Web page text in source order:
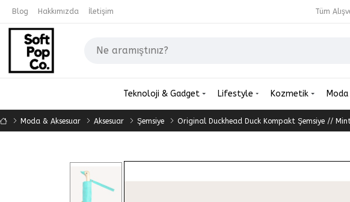
Blog Hakkımızda İletişim Tüm
Teknoloji & Gadget Lifestyle Kozmetik
Moda & Aksesuar Aksesuar Şemsiye Original Duckhead Duck Kompakt Şemsiye //